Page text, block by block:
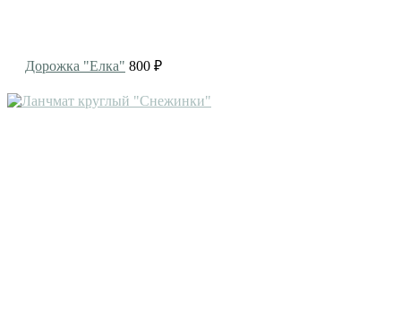
Дорожка "Елка" 800 ₽